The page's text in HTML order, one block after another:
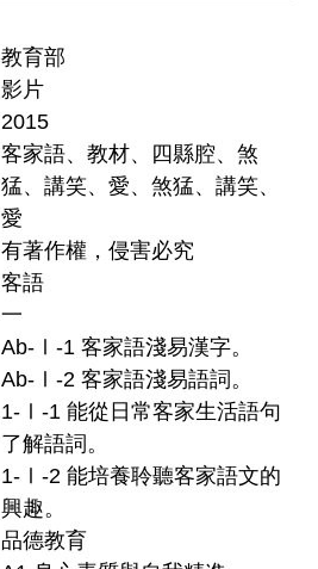
教育部
影片
2015
客家語、教材、四縣腔、煞
猛、講笑、愛、煞猛、講笑、
愛
有著作權，侵害必究
客語
一
Ab-Ⅰ-1 客家語淺易漢字。
Ab-Ⅰ-2 客家語淺易語詞。
1-Ⅰ-1 能從日常客家生活語句
了解語詞。
1-Ⅰ-2 能培養聆聽客家語文的
興趣。
品德教育